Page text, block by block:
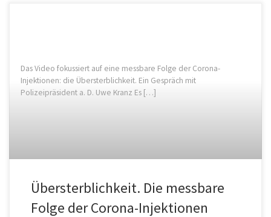
Das Video fokussiert auf eine messbare Folge der Corona-
Injektionen: die Übersterblichkeit. Ein Gespräch mit
Polizeipräsident a. D. Uwe Kranz Es […]
Übersterblichkeit. Die messbare
Folge der Corona-Injektionen